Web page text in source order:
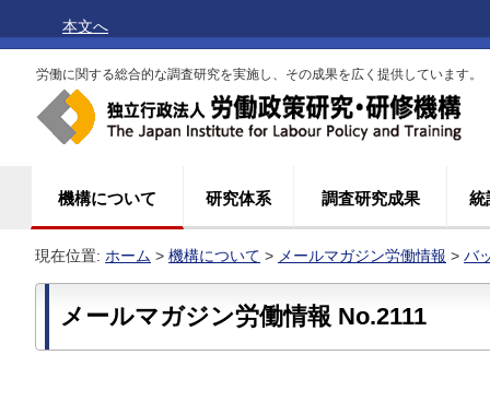
本文へ
労働に関する総合的な調査研究を実施し、その成果を広く提供しています。
機構について 研究体系 調査研究成果 統
現在位置: ホーム > 機構について > メールマガジン労働情報 > バ
メールマガジン労働情報 No.2111